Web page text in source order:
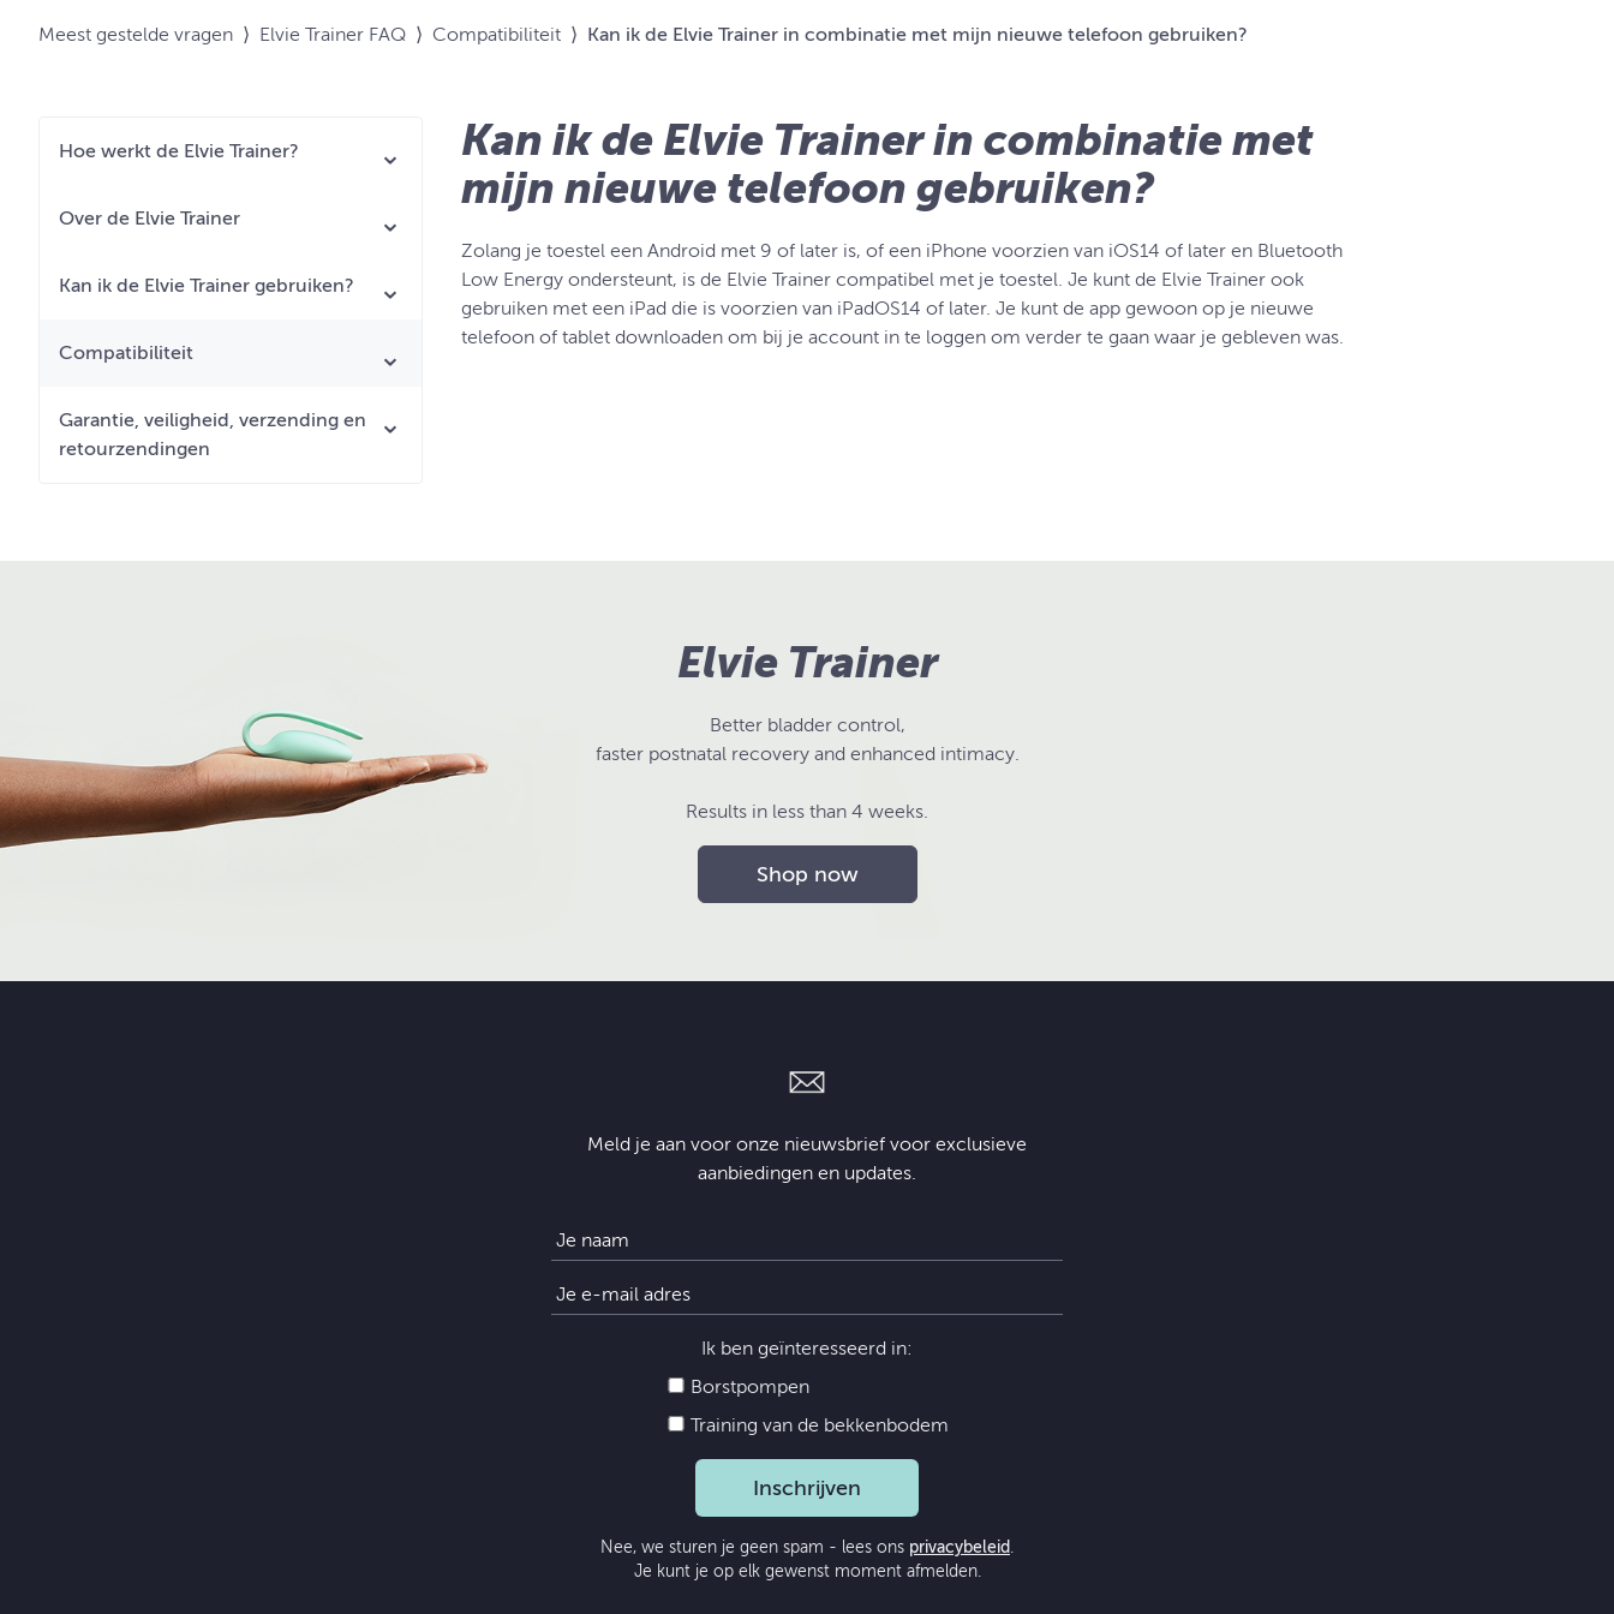
Meest gestelde vragen ⟩ Elvie Trainer FAQ ⟩ Compatibiliteit ⟩ Kan ik de Elvie Trainer in combinatie met mijn nieuwe telefoon gebruiken?
Hoe werkt de Elvie Trainer?
Over de Elvie Trainer
Kan ik de Elvie Trainer gebruiken?
Compatibiliteit
Garantie, veiligheid, verzending en
retourzendingen
Kan ik de Elvie Trainer in combinatie met
mijn nieuwe telefoon gebruiken?
Zolang je toestel een Android met 9 of later is, of een iPhone voorzien van iOS14 of later en Bluetooth
Low Energy ondersteunt, is de Elvie Trainer compatibel met je toestel. Je kunt de Elvie Trainer ook
gebruiken met een iPad die is voorzien van iPadOS14 of later. Je kunt de app gewoon op je nieuwe
telefoon of tablet downloaden om bij je account in te loggen om verder te gaan waar je gebleven was.
Elvie Trainer
Better bladder control,
faster postnatal recovery and enhanced intimacy.
Results in less than 4 weeks.
Shop now
Meld je aan voor onze nieuwsbrief voor exclusieve
aanbiedingen en updates.
Ik ben geïnteresseerd in:
Borstpompen
Training van de bekkenbodem
Inschrijven
Nee, we sturen je geen spam - lees ons privacybeleid .
Je kunt je op elk gewenst moment afmelden.